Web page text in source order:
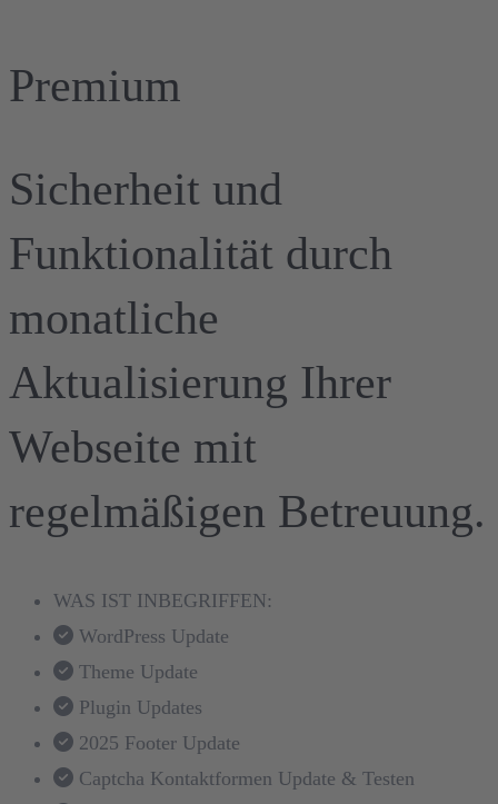
Premium
Sicherheit und
Funktionalität durch
monatliche
Aktualisierung Ihrer
Webseite mit
regelmäßigen Betreuung.
WAS IST INBEGRIFFEN:
WordPress Update
Theme Update
Plugin Updates
2025 Footer Update
Captcha Kontaktformen Update & Testen